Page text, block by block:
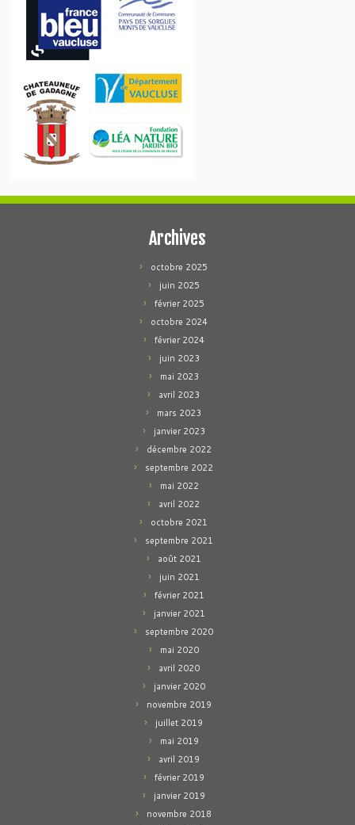
Archives
octobre 2025
juin 2025
février 2025
octobre 2024
février 2024
juin 2023
mai 2023
avril 2023
mars 2023
janvier 2023
décembre 2022
septembre 2022
mai 2022
avril 2022
octobre 2021
septembre 2021
août 2021
juin 2021
février 2021
janvier 2021
septembre 2020
mai 2020
avril 2020
janvier 2020
novembre 2019
juillet 2019
mai 2019
avril 2019
février 2019
janvier 2019
novembre 2018